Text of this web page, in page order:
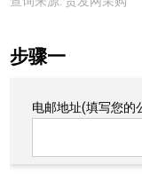
步骤一
电邮地址(填写您的